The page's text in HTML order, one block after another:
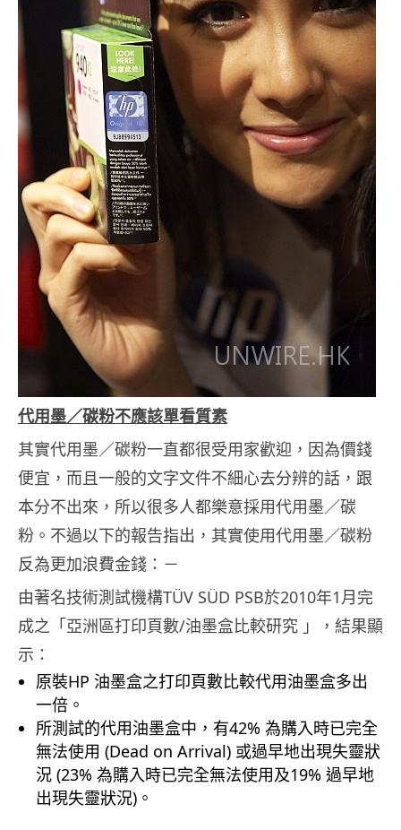
代用墨／碳粉不應該單看質素
其實代用墨／碳粉一直都很受用家歡迎，因為價錢
便宜，而且一般的文字文件不細心去分辨的話，跟
本分不出來，所以很多人都樂意採用代用墨／碳
粉。不過以下的報告指出，其實使用代用墨／碳粉
反為更加浪費金錢：－
由著名技術測試機構TÜV SÜD PSB於2010年1月完
成之「亞洲區打印頁數/油墨盒比較研究 」，結果顯
示：
原裝HP 油墨盒之打印頁數比較代用油墨盒多出
一倍。
所測試的代用油墨盒中，有42% 為購入時已完全
無法使用 (Dead on Arrival) 或過早地出現失靈狀
況 (23% 為購入時已完全無法使用及19% 過早地
出現失靈狀況)。